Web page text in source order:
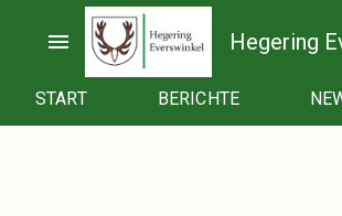
menu Hegering
START BERICHTE